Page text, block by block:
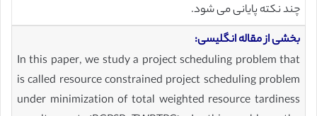
چند نکته پایانی می شود.
بخشی از مقاله انگلیسی:
In this paper, we study a project scheduling problem that
is called resource constrained project scheduling problem
under minimization of total weighted resource tardiness